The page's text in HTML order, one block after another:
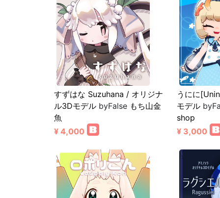
すずはな Suzuhana / オリジナ
ル3Dモデル byFalse もち山金
魚
¥ 4,000
うにに
モデル
shop
¥ 3,000